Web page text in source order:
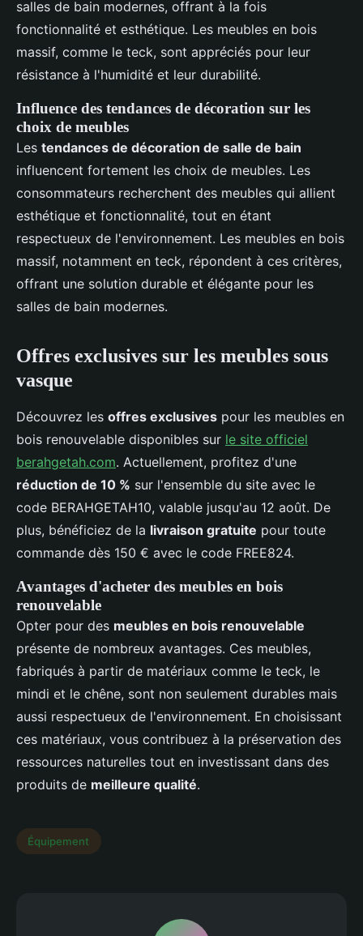
salles de bain modernes, offrant à la fois
fonctionnalité et esthétique. Les meubles en bois
massif, comme le teck, sont appréciés pour leur
résistance à l'humidité et leur durabilité.
Influence des tendances de décoration sur les
choix de meubles
Les tendances de décoration de salle de bain
influencent fortement les choix de meubles. Les
consommateurs recherchent des meubles qui allient
esthétique et fonctionnalité, tout en étant
respectueux de l'environnement. Les meubles en bois
massif, notamment en teck, répondent à ces critères,
offrant une solution durable et élégante pour les
salles de bain modernes.
Offres exclusives sur les meubles sous
vasque
Découvrez les offres exclusives pour les meubles en
bois renouvelable disponibles sur le site officiel
berahgetah.com. Actuellement, profitez d'une
réduction de 10 % sur l'ensemble du site avec le
code BERAHGETAH10, valable jusqu'au 12 août. De
plus, bénéficiez de la livraison gratuite pour toute
commande dès 150 € avec le code FREE824.
Avantages d'acheter des meubles en bois
renouvelable
Opter pour des meubles en bois renouvelable
présente de nombreux avantages. Ces meubles,
fabriqués à partir de matériaux comme le teck, le
mindi et le chêne, sont non seulement durables mais
aussi respectueux de l'environnement. En choisissant
ces matériaux, vous contribuez à la préservation des
ressources naturelles tout en investissant dans des
produits de meilleure qualité.
Équipement